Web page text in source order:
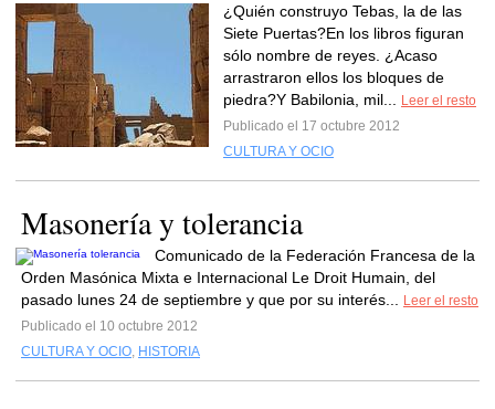
¿Quién construyo Tebas, la de las
Siete Puertas?En los libros figuran
sólo nombre de reyes. ¿Acaso
arrastraron ellos los bloques de
piedra?Y Babilonia, mil...
Leer el resto
Publicado el 17 octubre 2012
CULTURA Y OCIO
Masonería y tolerancia
Comunicado de la Federación Francesa de la
Orden Masónica Mixta e Internacional Le Droit Humain, del
pasado lunes 24 de septiembre y que por su interés...
Leer el resto
Publicado el 10 octubre 2012
CULTURA Y OCIO, HISTORIA